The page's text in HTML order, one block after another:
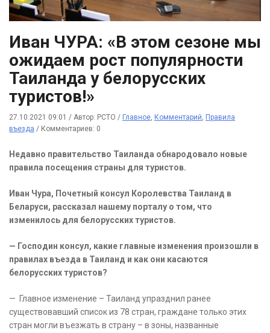
Иван ЧУРА: «В этом сезоне мы
ожидаем рост популярности
Таиланда у белорусских
туристов!»
27.10.2021 09:01 / Автор: РСТО / Главное, Комментарий, Правила
въезда / Комментариев: 0
Недавно правительство Таиланда обнародовало новые
правила посещения страны для туристов.
Иван Чура, Почетный консул Королевства Таиланд в
Беларуси, рассказал нашему порталу о том, что
изменилось для белорусских туристов.
— Господин консул, какие главные изменения произошли в
правилах въезда в Таиланд и как они касаются
белорусских туристов?
— Главное изменение – Таиланд упразднил ранее
существовавший список из 78 стран, граждане только этих
стран могли въезжать в страну – в зоны, названные